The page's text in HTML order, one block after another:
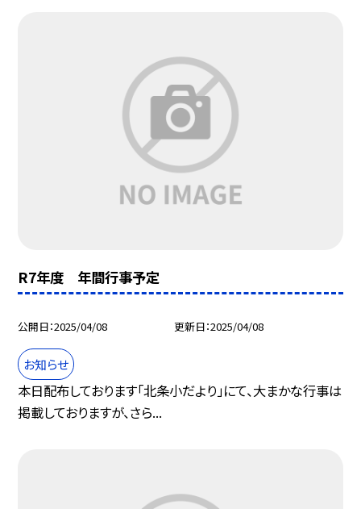
R7年度 年間行事予定
公開日 2025/04/08 更新日 2025/04/08
お知らせ
本日配布しております「北条小だより」にて、大まかな行事は
掲載しておりますが、さら...